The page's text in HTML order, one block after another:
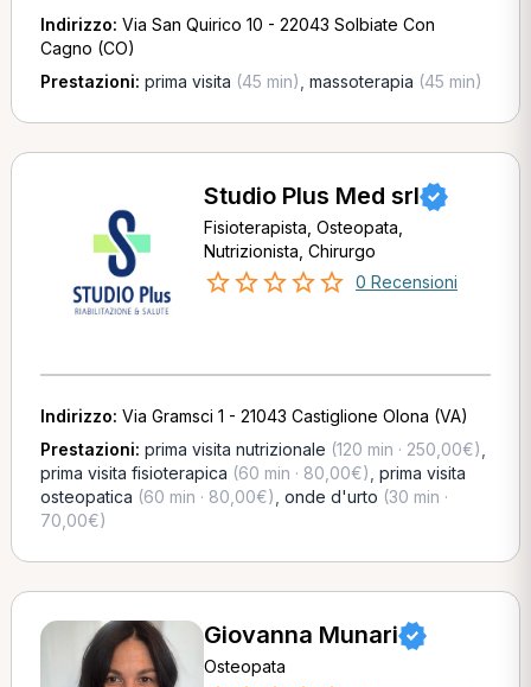
Indirizzo: Via San Quirico 10 - 22043 Solbiate Con
Cagno (CO)
Prestazioni: prima visita (45 min) massoterapia (45 min)
Studio Plus Med srl
Fisioterapista, Osteopata,
Nutrizionista, Chirurgo
0 Recensioni
Indirizzo: Via Gramsci 1 - 21043 Castiglione Olona (VA)
Prestazioni: prima visita nutrizionale (120 min · 250,00€)
prima visita fisioterapica (60 min · 80,00€) prima visita
osteopatica (60 min · 80,00€) onde d'urto (30 min ·
70,00€)
Giovanna Munari
Osteopata